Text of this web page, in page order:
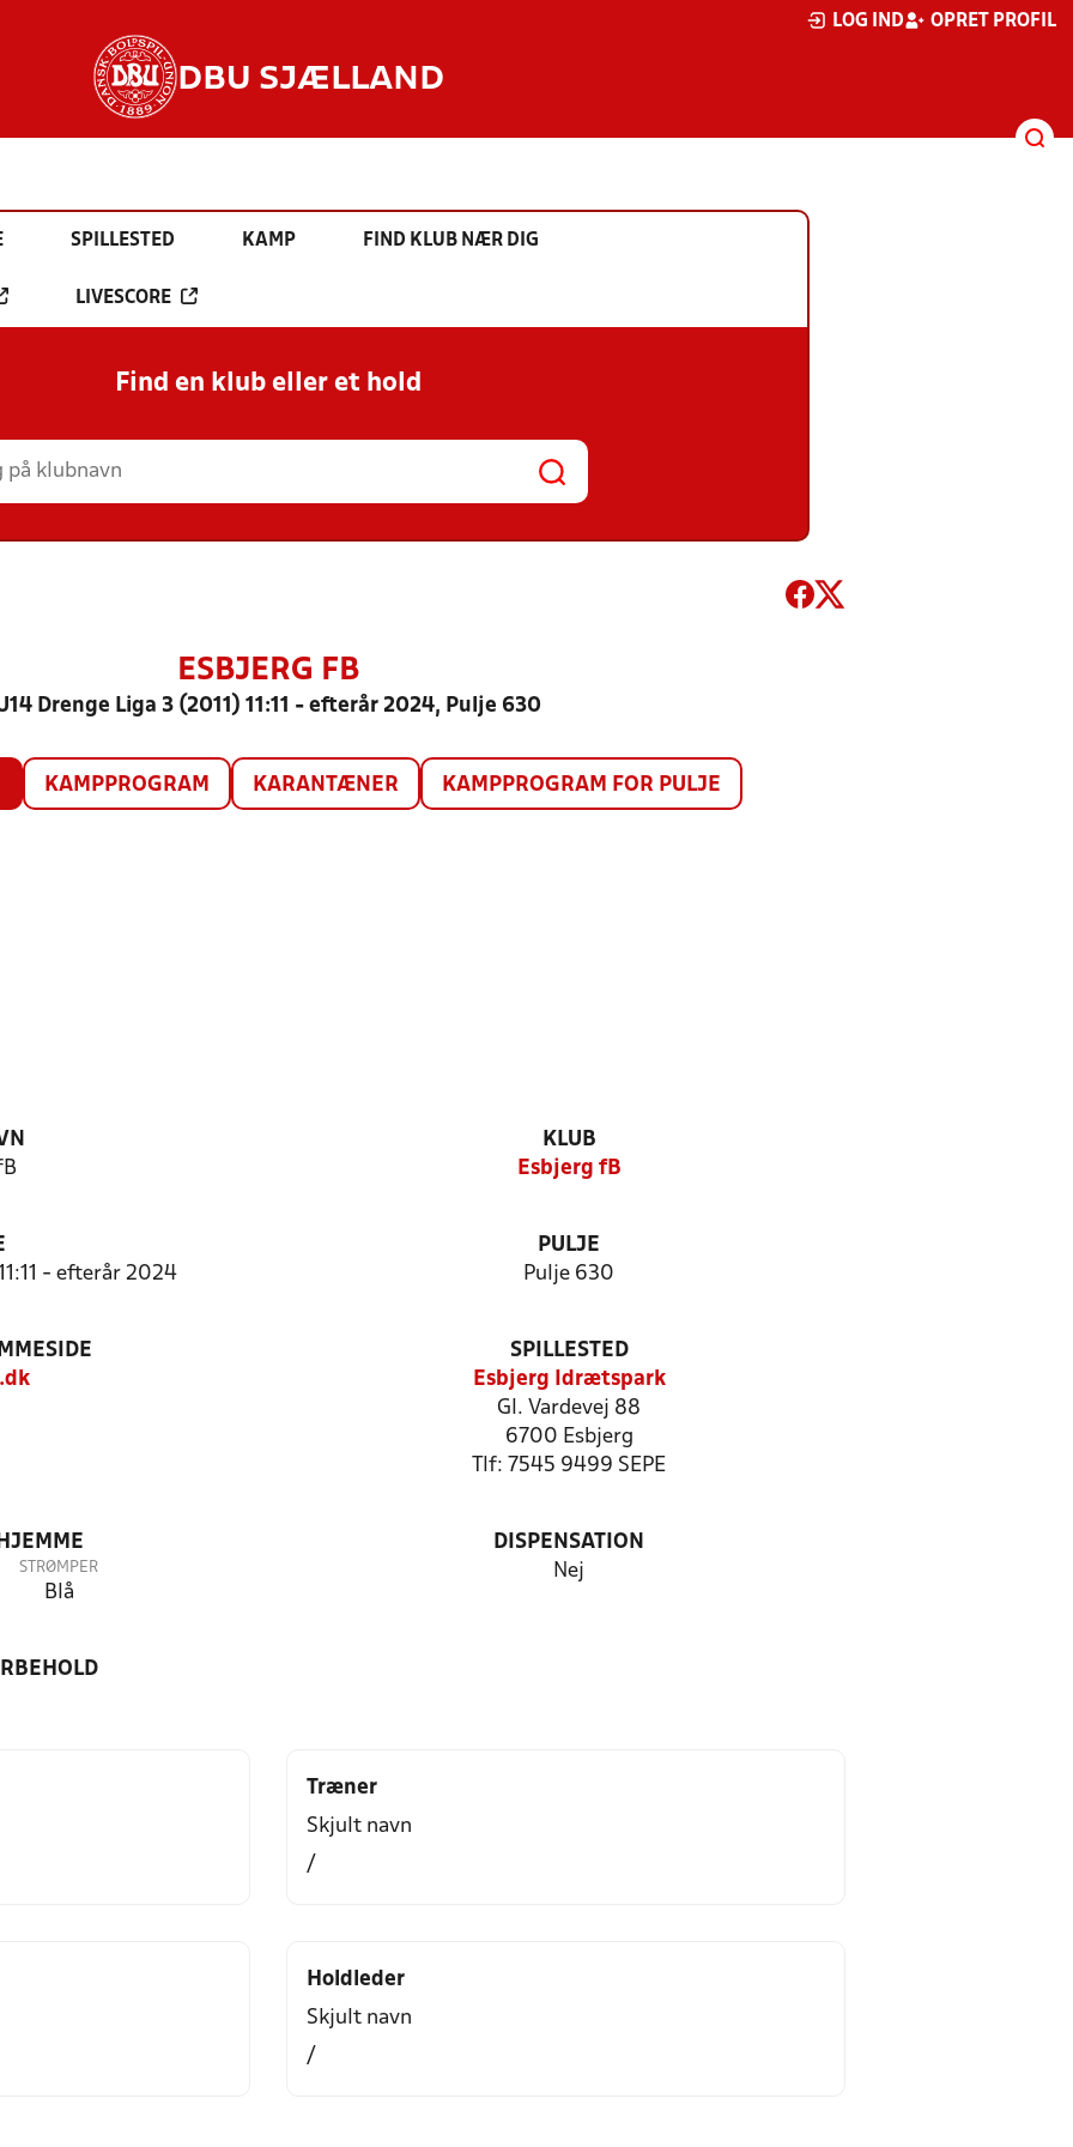
LOG IND OPRET PROFIL
DBU SJÆLLAND
SPILLESTED KAMP FIND KLUB NÆR DIG
LIVESCORE
Find en klub eller et hold
ESBJERG FB
Drenge Liga 3 (2011) 11:11 - efterår 2024, Pulje 630
KAMPPROGRAM KARANTÆNER KAMPPROGRAM FOR PULJE
KLUB
Esbjerg fB
- efterår 2024
PULJE
Pulje 630
SPILLESTED
Esbjerg Idrætspark
Gl. Vardevej 88
6700 Esbjerg
Tlf: 7545 9499 SEPE
STRØMPER
Blå
DISPENSATION
Nej
Træner
Skjult navn
/
Holdleder
Skjult navn
/